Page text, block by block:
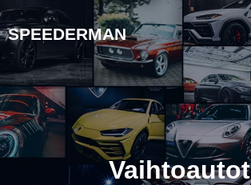
SPEEDERMAN
Vaihtoautot